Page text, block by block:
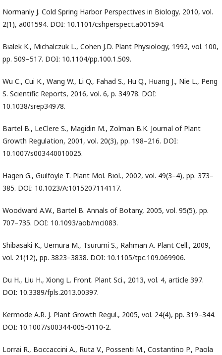
Normanly J. Cold Spring Harbor Perspectives in Biology, 2010, vol.
2(1), a001594. DOI: 10.1101/cshperspect.a001594.
Bialek K., Michalczuk L., Cohen J.D. Plant Physiology, 1992, vol. 100,
pp. 509–517. DOI: 10.1104/pp.100.1.509.
Wu C., Cui K., Wang W., Li Q., Fahad S., Hu Q., Huang J., Nie L., Peng
S. Scientific Reports, 2016, vol. 6, p. 34978. DOI:
10.1038/srep34978.
Bartel B., LeClere S., Magidin M., Zolman B.K. Journal of Plant
Growth Regulation, 2001, vol. 20(3), pp. 198–216. DOI:
10.1007/s003440010025.
Hagen G., Guilfoyle T. Plant Mol. Biol., 2002, vol. 49(3–4), pp. 373–
385. DOI: 10.1023/A:1015207114117.
Woodward A.W., Bartel B. Annals of Botany, 2005, vol. 95(5), pp.
707–735. DOI: 10.1093/aob/mci083.
Shibasaki K., Uemura M., Tsurumi S., Rahman A. Plant Cell., 2009,
vol. 21(12), pp. 3823–3838. DOI: 10.1105/tpc.109.069906.
Du H., Liu H., Xiong L. Front. Plant Sci., 2013, vol. 4, article 397.
DOI: 10.3389/fpls.2013.00397.
Kermode A.R. J. Plant Growth Regul., 2005, vol. 24(4), pp. 319–344.
DOI: 10.1007/s00344-005-0110-2.
Lorrai R., Boccaccini A., Ruta V., Possenti M., Costantino P., Paola